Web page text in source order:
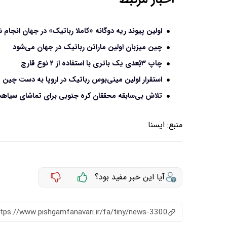
اولین پیوند ریه دوگانه «کاملا رباتیک» در جهان
چین میزبان اولین ماراتن رباتیک در جهان می‌شود
چاپ ۳بُعدی یک باتری با استفاده از ۲ نوع قارچ
استقرار اولین مینی‌بوس رباتیک در اروپا به دست چین
تلاش بی‌سابقه محققان کره جنوبی برای تماشای
منبع: ايسنا
آیا این خبر مفید بود؟
www.pishgamfanavari.ir/fa/tiny/news-3300